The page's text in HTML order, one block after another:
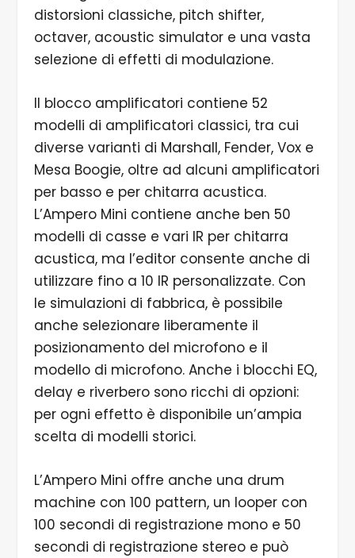
distorsioni classiche, pitch shifter,
octaver, acoustic simulator e una vasta
selezione di effetti di modulazione.
Il blocco amplificatori contiene 52
modelli di amplificatori classici, tra cui
diverse varianti di Marshall, Fender, Vox e
Mesa Boogie, oltre ad alcuni amplificatori
per basso e per chitarra acustica.
L’Ampero Mini contiene anche ben 50
modelli di casse e vari IR per chitarra
acustica, ma l’editor consente anche di
utilizzare fino a 10 IR personalizzate. Con
le simulazioni di fabbrica, è possibile
anche selezionare liberamente il
posizionamento del microfono e il
modello di microfono. Anche i blocchi EQ,
delay e riverbero sono ricchi di opzioni:
per ogni effetto è disponibile un’ampia
scelta di modelli storici.
L’Ampero Mini offre anche una drum
machine con 100 pattern, un looper con
100 secondi di registrazione mono e 50
secondi di registrazione stereo e può